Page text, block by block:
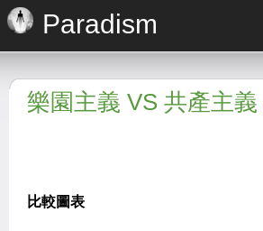
Paradism
樂園主義 VS 共產主
比較圖表